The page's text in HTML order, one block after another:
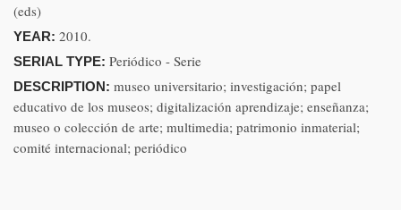
(eds)
YEAR: 2010.
SERIAL TYPE: Periódico - Serie
DESCRIPTION: museo universitario; investigación; papel
educativo de los museos; digitalización aprendizaje; enseñanza;
museo o colección de arte; multimedia; patrimonio inmaterial;
comité internacional; periódico